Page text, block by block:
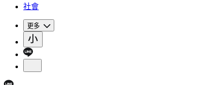
社會
更多